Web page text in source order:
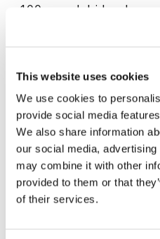
This website uses cookies
We use cookies to
provide social media
We also share information
our social media,
may combine it with other
provided to them or that
of their services.
100 que, debido a la
articulación con
quienes por diferentes
viajar a otro país, hagan
las organizaciones y
propios hogares. La
permitido apoyar
recaudación de fondos,
preparación para